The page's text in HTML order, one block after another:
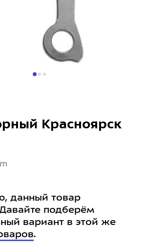
Красноярск
данный товар
Давайте подберём
вариант в этой же
.